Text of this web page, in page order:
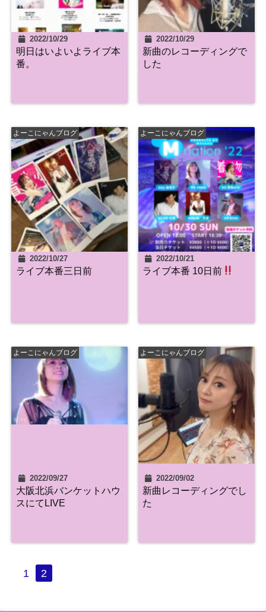
2022/10/29
明日はいよいよライブ本
番。
2022/10/29
新曲のレコーディングで
した
よーこにゃんブログ
2022/10/27
ライブ本番三日前
よーこにゃんブログ
2022/10/21
ライブ本番 10日前
よーこにゃんブログ
2022/09/27
大阪北浜バンケットハウ
スにてLIVE
よーこにゃんブログ
2022/09/02
新曲レコーディングでし
た
1 2